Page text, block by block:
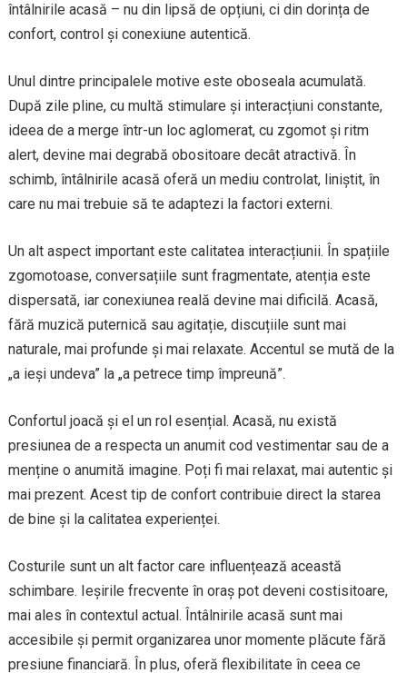
întâlnirile acasă – nu din lipsă de opțiuni, ci din dorința de
confort, control și conexiune autentică.
Unul dintre principalele motive este oboseala acumulată.
După zile pline, cu multă stimulare și interacțiuni constante,
ideea de a merge într-un loc aglomerat, cu zgomot și ritm
alert, devine mai degrabă obositoare decât atractivă. În
schimb, întâlnirile acasă oferă un mediu controlat, liniștit, în
care nu mai trebuie să te adaptezi la factori externi.
Un alt aspect important este calitatea interacțiunii. În spațiile
zgomotoase, conversațiile sunt fragmentate, atenția este
dispersată, iar conexiunea reală devine mai dificilă. Acasă,
fără muzică puternică sau agitație, discuțiile sunt mai
naturale, mai profunde și mai relaxate. Accentul se mută de la
„a ieși undeva” la „a petrece timp împreună”.
Confortul joacă și el un rol esențial. Acasă, nu există
presiunea de a respecta un anumit cod vestimentar sau de a
menține o anumită imagine. Poți fi mai relaxat, mai autentic și
mai prezent. Acest tip de confort contribuie direct la starea
de bine și la calitatea experienței.
Costurile sunt un alt factor care influențează această
schimbare. Ieșirile frecvente în oraș pot deveni costisitoare,
mai ales în contextul actual. Întâlnirile acasă sunt mai
accesibile și permit organizarea unor momente plăcute fără
presiune financiară. În plus, oferă flexibilitate în ceea ce